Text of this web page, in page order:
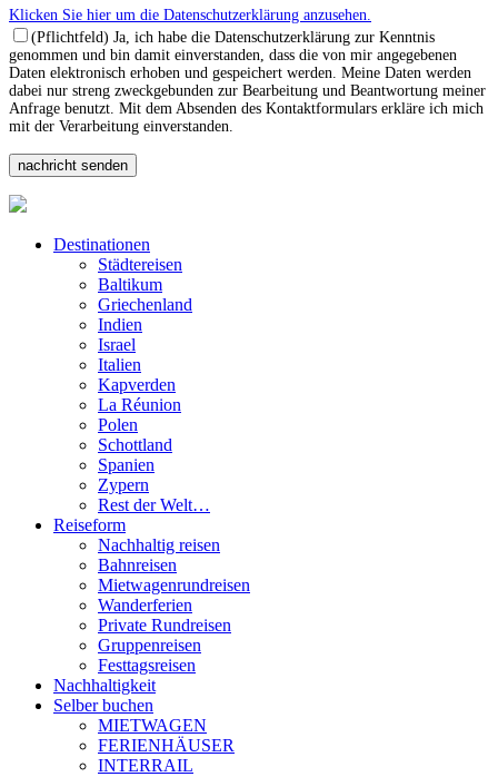
Klicken Sie hier um die Datenschutzerklärung anzusehen.
(Pflichtfeld) Ja, ich habe die Datenschutzerklärung zur Kenntnis
genommen und bin damit einverstanden, dass die von mir angegebenen
Daten elektronisch erhoben und gespeichert werden. Meine Daten werden
dabei nur streng zweckgebunden zur Bearbeitung und Beantwortung meiner
Anfrage benutzt. Mit dem Absenden des Kontaktformulars erkläre ich mich
mit der Verarbeitung einverstanden.
Destinationen
Städtereisen
Baltikum
Griechenland
Indien
Israel
Italien
Kapverden
La Réunion
Polen
Schottland
Spanien
Zypern
Rest der Welt…
Reiseform
Nachhaltig reisen
Bahnreisen
Mietwagenrundreisen
Wanderferien
Private Rundreisen
Gruppenreisen
Festtagsreisen
Nachhaltigkeit
Selber buchen
MIETWAGEN
FERIENHÄUSER
INTERRAIL